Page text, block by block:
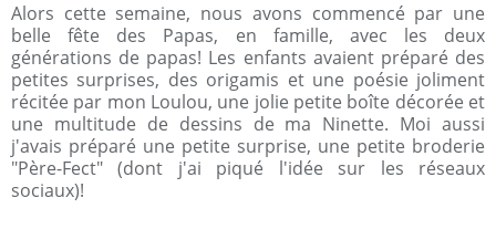
Alors cette semaine, nous avons commencé par une
belle fête des Papas, en famille, avec les deux
générations de papas! Les enfants avaient préparé des
petites surprises, des origamis et une poésie joliment
récitée par mon Loulou, une jolie petite boîte décorée et
une multitude de dessins de ma Ninette. Moi aussi
j'avais préparé une petite surprise, une petite broderie
"Père-Fect" (dont j'ai piqué l'idée sur les réseaux
sociaux)!